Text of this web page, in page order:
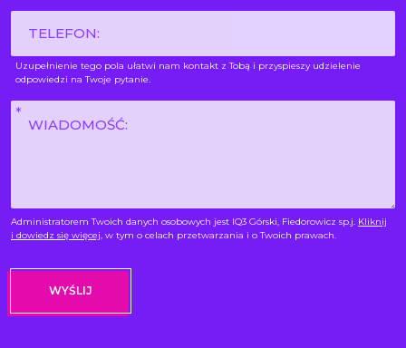
Uzupełnienie tego pola ułatwi nam kontakt z Tobą i przyspieszy udzielenie
odpowiedzi na Twoje pytanie.
Wiadomość
Administratorem Twoich danych osobowych jest IQ3 Górski, Fiedorowicz sp.j. Kliknij
i dowiedz się więcej, w tym o celach przetwarzania i o Twoich prawach.